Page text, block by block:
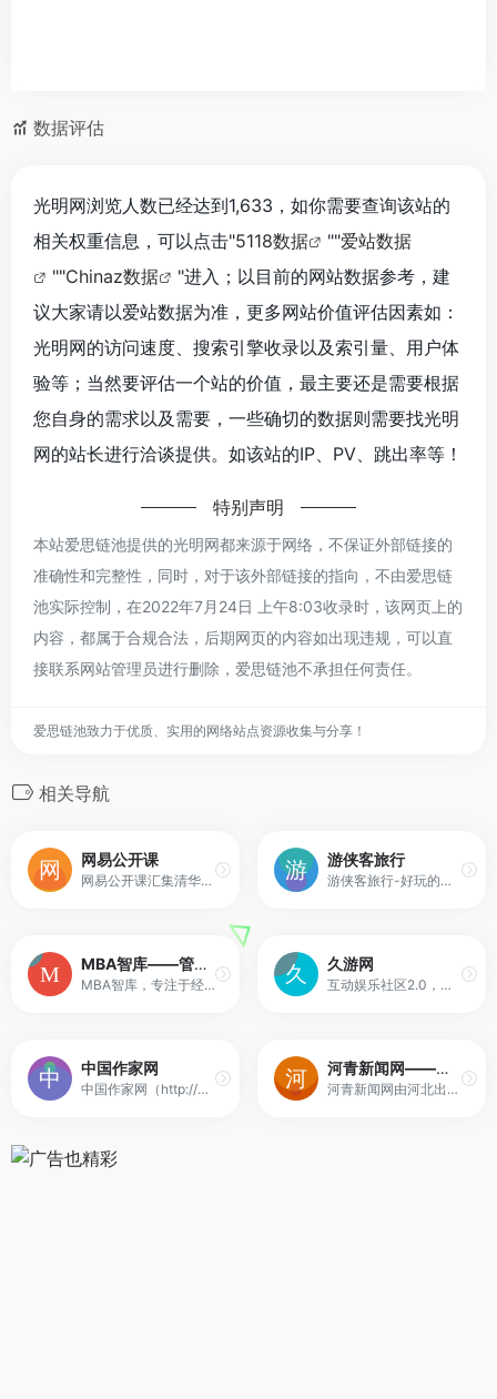
数据评估
光明网浏览人数已经达到1,633，如你需要查询该站的
相关权重信息，可以点击"5118数据 ""爱站数据
""Chinaz数据
"进入；以目前的网站数据参考，建
议大家请以爱站数据为准，更多网站价值评估因素如：
光明网的访问速度、搜索引擎收录以及索引量、用户体
验等；当然要评估一个站的价值，最主要还是需要根据
您自身的需求以及需要，一些确切的数据则需要找光明
网的站长进行洽谈提供。如该站的IP、PV、跳出率等！
特别声明
本站爱思链池提供的光明网都来源于网络，不保证外部链接的
准确性和完整性，同时，对于该外部链接的指向，不由爱思链
池实际控制，在2022年7月24日 上午8:03收录时，该网页上的
内容，都属于合规合法，后期网页的内容如出现违规，可以直
接联系网站管理员进行删除，爱思链池不承担任何责任。
爱思链池致力于优质、实用的网络站点资源收集与分享！
相关导航
网易公开课
网易公开课汇集清华、北大、哈佛、耶鲁等世界名校共上千门课程，覆盖科学、经济、人文、哲学等22个领域，在这里你可以开拓视野看世界，获取有深度的好知识。
游侠客旅行
游侠客旅行-好玩的主题旅行平台,包括户外、摄影、亲子、深度人文、休闲度假、体育等.截至2019年，拥有500多名员工,遍布全球的领队超过3000人,注册用户突破1000万.游侠客旗下包含游侠客旅行、游侠客摄影、游侠客体育、游侠客教育及游侠客旅游开发!
MBA智库——管理者专业学习成长平台
MBA智库，专注于经济管理领域的学习成长平台
久游网
互动娱乐社区2.0，娱乐时尚尽在久游
中国作家网
中国作家网（http://www.chinawriter.com.cn）是由中国作家协会主办、中国作家出版集团管理运营的综合性专业文学网站。中国作家网是党的文艺工作和新闻舆论工作的重要阵地，是中国作家协会发布信息、服务作家的重要窗口。作为专业性的文学网站，中国作家网积极推荐优秀作家作品，整合资源，联通线上线下文学组织工作，竭力为文学爱好者提供作品发表园地，为作家和读者提供互动交流平台，全方位、多角度呈现当代文学繁荣发展的图景，努力助推中国文学走向高峰。
河青新闻网——河北青年最关注的新闻门户网站
河青新闻网由河北出版传媒集团主管、主办，是河北省重点新闻网站，秉承激励青年、服务青年、报道青年的宗旨，“为影响而生”的新闻理念，融媒矩阵用户超1200万。